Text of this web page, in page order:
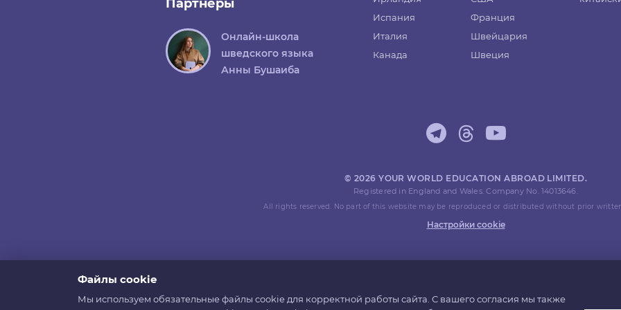
Партнеры
Онлайн-школа
шведского языка
Анны Бушаиба
Испания
Италия
Канада
Франция
Швейцария
Швеция
© 2026 YOUR WORLD EDUCATION ABROAD LIMITED.
Registered in England and Wales. Company No. 14013646.
All rights reserved. No part of this website may be reproduced or distributed without prior
Настройки cookie
Файлы cookie
Мы используем обязательные файлы cookie для корректной работы сайта. С вашего согласия мы также